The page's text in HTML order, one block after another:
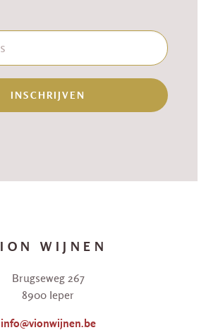
INSCHRIJVEN
WIJNEN
Brugseweg 267
8900 Ieper
info@vionwijnen.be